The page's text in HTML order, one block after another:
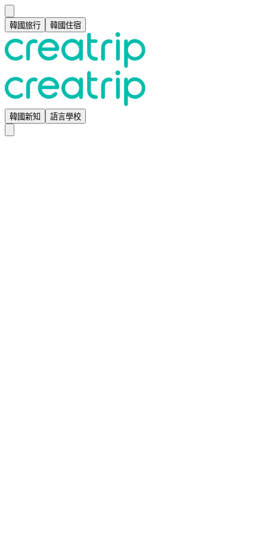
韓國旅行 韓國住宿
韓國新知 語言學校